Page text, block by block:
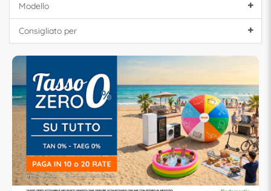
Modello
Consigliato per